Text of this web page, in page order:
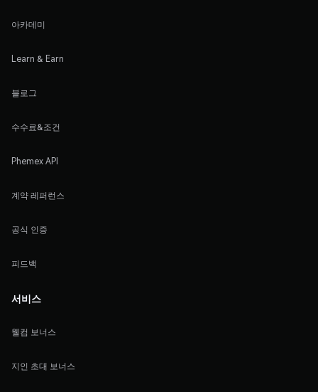
아카데미
Learn & Earn
블로그
수수료&조건
Phemex API
계약 레퍼런스
공식 인증
피드백
서비스
웰컴 보너스
지인 초대 보너스